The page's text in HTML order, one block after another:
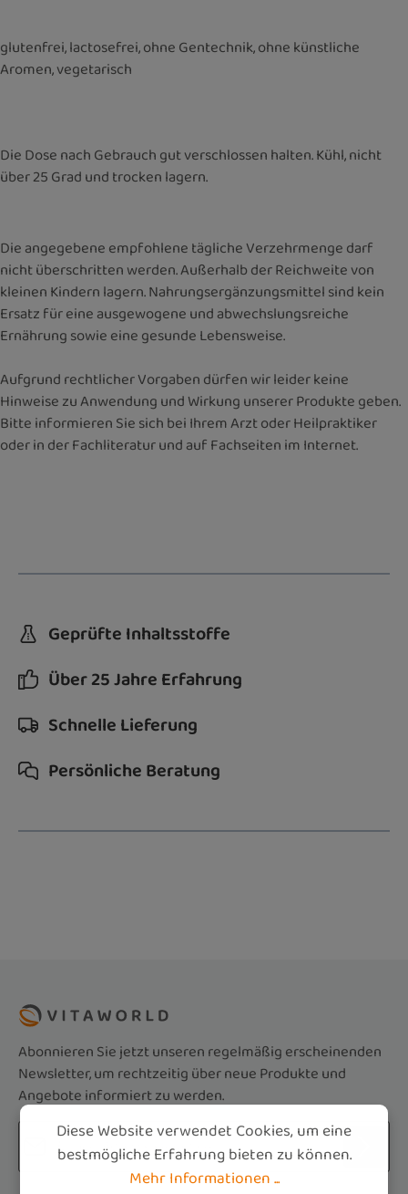
glutenfrei, lactosefrei, ohne Gentechnik, ohne künstliche
Aromen, vegetarisch
Die Dose nach Gebrauch gut verschlossen halten. Kühl, nicht
über 25 Grad und trocken lagern.
Die angegebene empfohlene tägliche Verzehrmenge darf
nicht überschritten werden. Außerhalb der Reichweite von
kleinen Kindern lagern. Nahrungsergänzungsmittel sind kein
Ersatz für eine ausgewogene und abwechslungsreiche
Ernährung sowie eine gesunde Lebensweise.
Aufgrund rechtlicher Vorgaben dürfen wir leider keine
Hinweise zu Anwendung und Wirkung unserer Produkte geben.
Bitte informieren Sie sich bei Ihrem Arzt oder Heilpraktiker
oder in der Fachliteratur und auf Fachseiten im Internet.
Geprüfte Inhaltsstoffe
Über 25 Jahre Erfahrung
Schnelle Lieferung
Persönliche Beratung
Abonnieren Sie jetzt unseren regelmäßig erscheinenden
Newsletter, um rechtzeitig über neue Produkte und
Angebote informiert zu werden.
E-Mail-Adresse*
Diese Website verwendet Cookies, um eine
bestmögliche Erfahrung bieten zu können.
Mehr Informationen ...